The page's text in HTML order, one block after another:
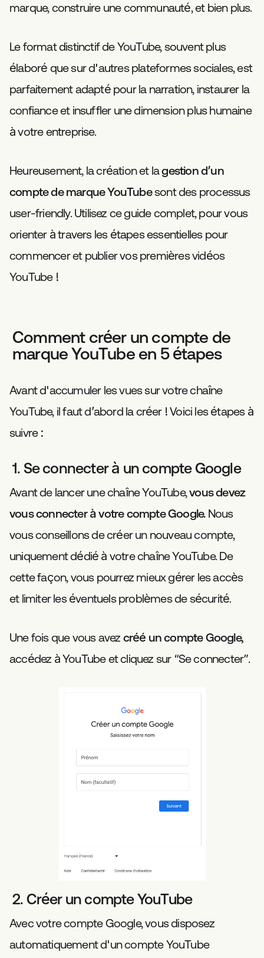
marque, construire une communauté, et bien plus.
Le format distinctif de YouTube, souvent plus
élaboré que sur d'autres plateformes sociales, est
parfaitement adapté pour la narration, instaurer la
confiance et insuffler une dimension plus humaine
à votre entreprise.
Heureusement, la création et lagestion d’un
compte de marque YouTubesont des processus
user-friendly. Utilisez ce guide complet, pour vous
orienter à travers les étapes essentielles pour
commencer et publier vos premières vidéos
YouTube !
Comment créer un compte de
marque YouTube en 5 étapes
Avant d'accumuler les vues sur votre chaîne
YouTube, il faut d’abord la créer ! Voici les étapes à
suivre :
1. Se connecter à un compte Google
Avant de lancer une chaîne YouTube,vous devez
vous connecter à votre compte Google.Nous
vous conseillons de créer un nouveau compte,
uniquement dédié à votre chaîne YouTube. De
cette façon, vous pourrez mieux gérer les accès
et limiter les éventuels problèmes de sécurité.
Une fois que vous avez créé un compte Google,
accédez à YouTube et cliquez sur “Se connecter”.
2. Créer un compte YouTube
Avec votre compte Google, vous disposez
automatiquement d'un compte YouTube